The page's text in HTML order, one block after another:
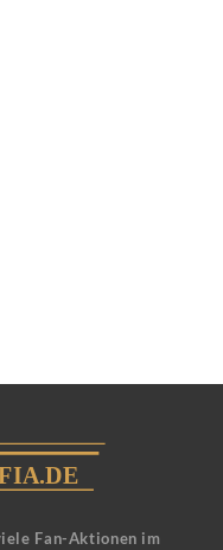
Fan-Aktionen im